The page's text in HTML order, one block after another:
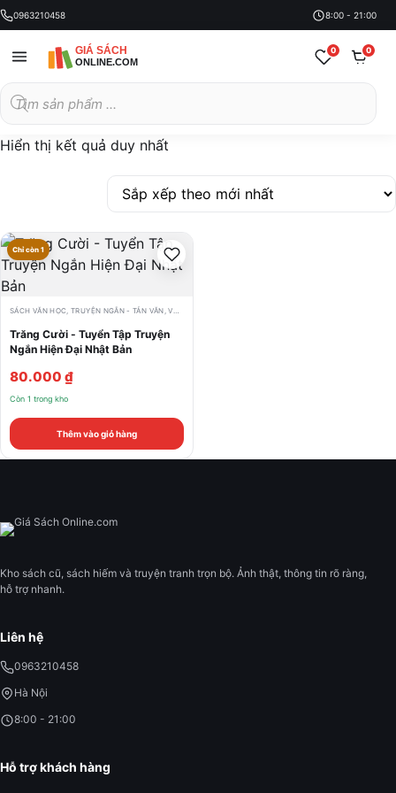
0963210458 8:00 - 21:00
kiếm
sản
0 0
Hiển thị kết quả duy nhất
Chỉ còn 1
SÁCH VĂN HỌC ,TRUYỆN NGẮN - TẢN VĂN ,VĂN HỌC NHẬT BẢN
Trăng Cười - Tuyển Tập Truyện
Ngắn Hiện Đại Nhật Bản
80.000 ₫
Còn 1 trong kho
Thêm vào giỏ hàng
Kho sách cũ, sách hiếm và truyện tranh trọn bộ. Ảnh thật, thông tin rõ ràng,
hỗ trợ nhanh.
Liên hệ
0963210458
Hà Nội
8:00 - 21:00
Hỗ trợ khách hàng